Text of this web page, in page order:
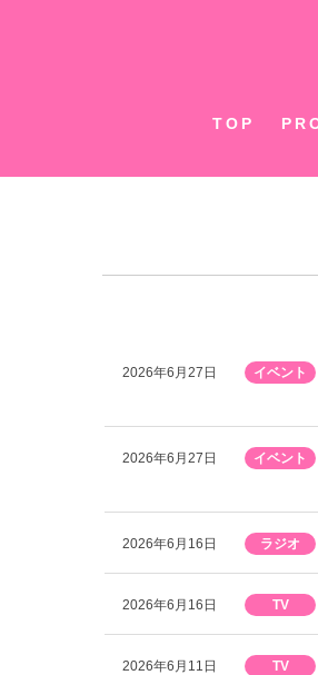
TOP
2026年6月27日 イベント
2026年6月27日 イベント
2026年6月16日 ラジオ
2026年6月16日 TV
2026年6月11日 TV